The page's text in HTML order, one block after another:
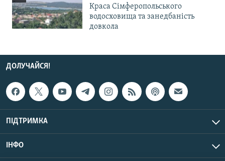
Краса Сімферопольського
водосховища та занедбаність
довкола
ДОЛУЧАЙСЯ!
ПІДТРИМКА
ІНФО